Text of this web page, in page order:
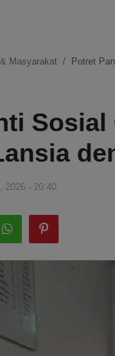
Masyarakat Potret
2026 - 20:40